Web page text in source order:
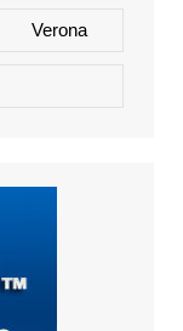
Verona